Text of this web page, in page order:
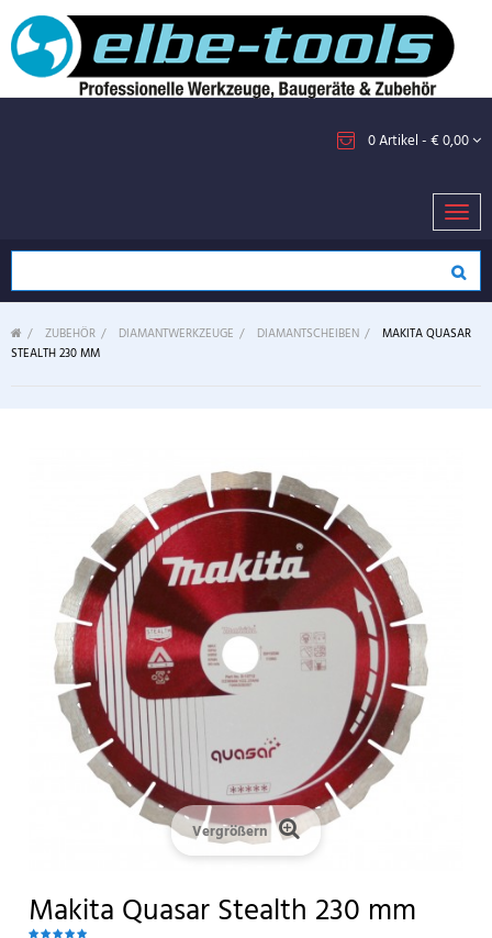
0Artikel- € 0,00
ZUBEHÖR DIAMANTWERKZEUGE DIAMANTSCHEIBEN
MAKITA QUASAR
STEALTH 230 MM
Vergrößern
Makita Quasar Stealth 230 mm